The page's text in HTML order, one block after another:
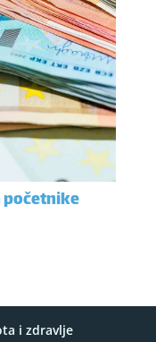
početnike
i zdravlje